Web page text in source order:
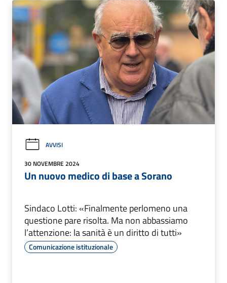
AVVISI
30 NOVEMBRE 2024
Un nuovo medico di base a Sorano
Sindaco Lotti: «Finalmente perlomeno una
questione pare risolta. Ma non abbassiamo
l’attenzione: la sanità è un diritto di tutti»
Comunicazione istituzionale